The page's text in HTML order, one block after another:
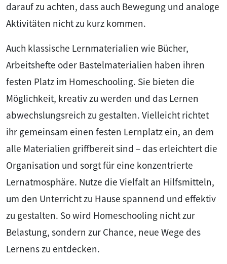
darauf zu achten, dass auch Bewegung und analoge
Aktivitäten nicht zu kurz kommen.
Auch klassische Lernmaterialien wie Bücher,
Arbeitshefte oder Bastelmaterialien haben ihren
festen Platz im Homeschooling. Sie bieten die
Möglichkeit, kreativ zu werden und das Lernen
abwechslungsreich zu gestalten. Vielleicht richtet
ihr gemeinsam einen festen Lernplatz ein, an dem
alle Materialien griffbereit sind – das erleichtert die
Organisation und sorgt für eine konzentrierte
Lernatmosphäre. Nutze die Vielfalt an Hilfsmitteln,
um den Unterricht zu Hause spannend und effektiv
zu gestalten. So wird Homeschooling nicht zur
Belastung, sondern zur Chance, neue Wege des
Lernens zu entdecken.